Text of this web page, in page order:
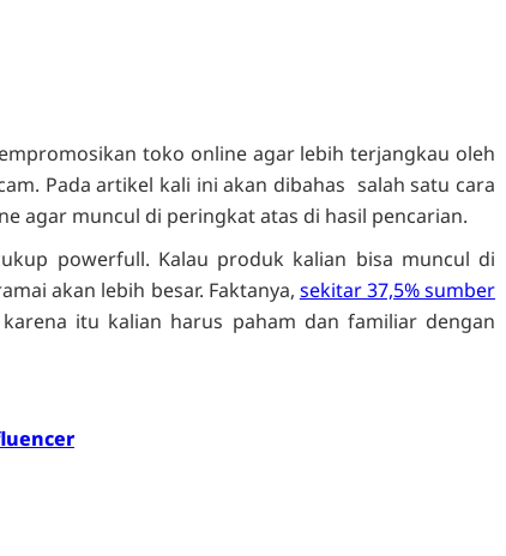
toko online agar lebih terjangkau oleh
Pada artikel kali ini akan dibahas salah satu cara
agar muncul di peringkat atas di hasil pencarian.
powerfull. Kalau produk kalian bisa muncul di
akan lebih besar. Faktanya, sekitar 37,5% sumber
itu kalian harus paham dan familiar dengan